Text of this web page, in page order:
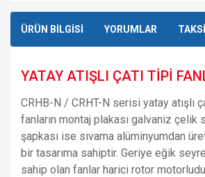
ÜRÜN BİLGİSİ YORUMLAR
YATAY ATIŞLI ÇATI TİPİ
CRHB-N / CRHT-N serisi yatay atışlı
fanların montaj plakası galvaniz çelik
şapkası ise sıvama alüminyumdan
bir tasarıma sahiptir. Geriye eğik
sahip olan fanlar harici rotor